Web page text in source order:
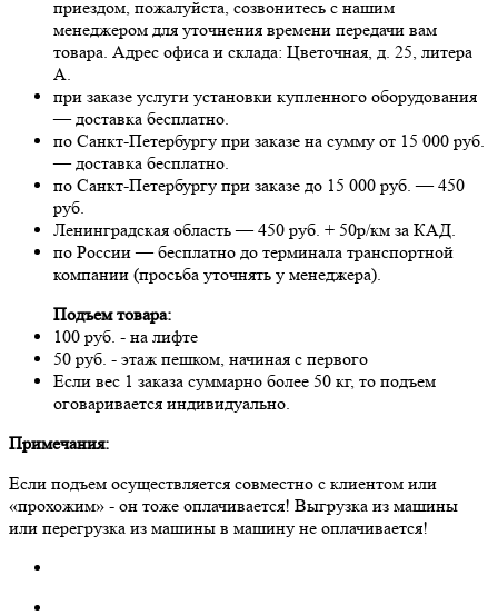
приездом, пожалуйста, созвонитесь с нашим
менеджером для уточнения времени передачи вам
товара. Адрес офиса и склада: Цветочная, д. 25, литера
А.
при заказе услуги установки купленного оборудования
— доставка бесплатно.
по Санкт-Петербургу при заказе на сумму от 15 000 руб.
— доставка бесплатно.
по Санкт-Петербургу при заказе до 15 000 руб. — 450
руб.
Ленинградская область — 450 руб. + 50р/км за КАД.
по России — бесплатно до терминала транспортной
компании (просьба уточнять у менеджера).
Подъем товара:
100 руб. - на лифте
50 руб. - этаж пешком, начиная с первого
Если вес 1 заказа суммарно более 50 кг, то подъем
оговаривается индивидуально.
Примечания:
Если подъем осуществляется совместно с клиентом или
«прохожим» - он тоже оплачивается! Выгрузка из машины
или перегрузка из машины в машину не оплачивается!